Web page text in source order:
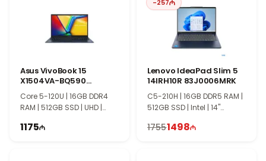
работу в повседневных мультимедийных задачах и лёгких
приложениях. Серия HP Laptop отличается простым и
практичным дизайном, что делает эту модель хорошим
выбором для студентов и офисных пользователей.
Asus VivoBook 15
X1504VA-BQ590
90NB13Y1-M00X70
Core 5-120U | 16GB DDR4
RAM | 512GB SSD | UHD |
1175
-257
Lenovo IdeaPad Slim 5
14IRH10R 83J0006MRK
C5-210H | 16GB DDR5 RAM |
512GB SSD | Intel | 14"
17551498